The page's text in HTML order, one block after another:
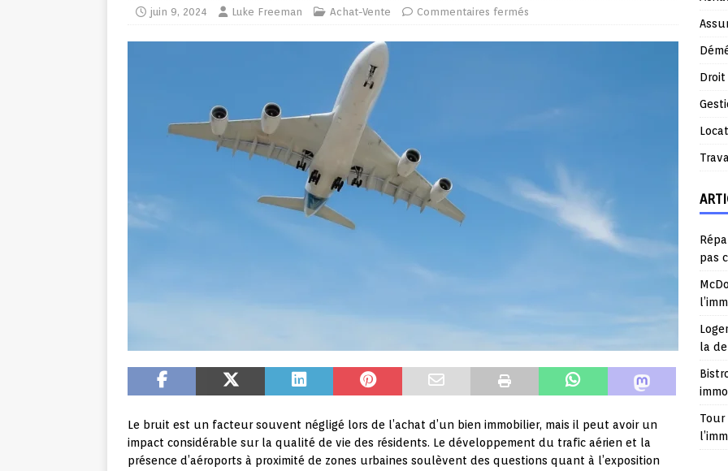
juin 9, 2024 Luke Freeman Achat-Vente Commentaires fermés
Le bruit est un facteur souvent négligé lors de l’achat d’un bien immobilier, mais il peut avoir un
impact considérable sur la qualité de vie des résidents. Le développement du trafic aérien et la
présence d’aéroports à proximité de zones urbaines soulèvent des questions quant à l’exposition
Droit
pas
la
Tour